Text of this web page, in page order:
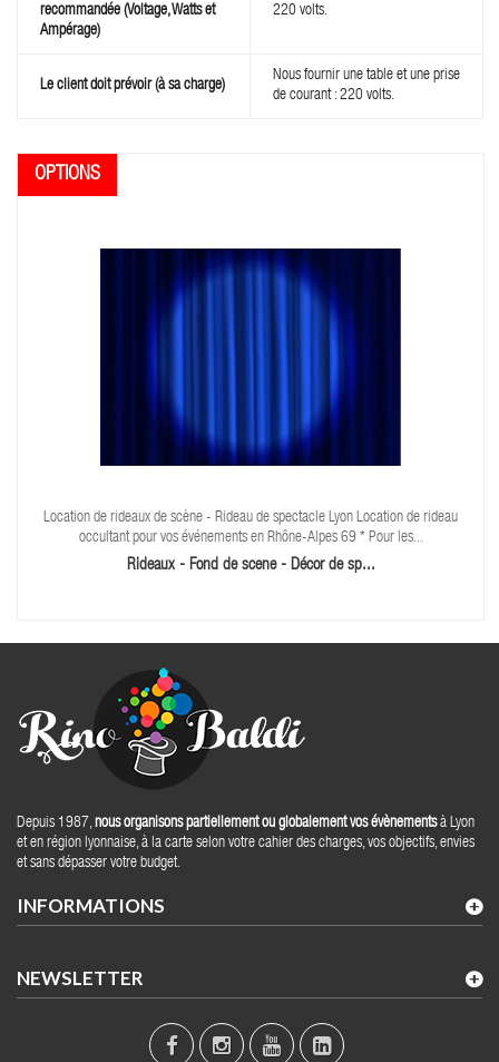
recommandée (Voltage, Watts et
Ampérage)
220 volts.
Le client doit prévoir (à sa charge)
Nous fournir une table et une prise
de courant : 220 volts.
Location de rideaux de scène - Rideau de spectacle Lyon Location de rideau
occultant pour vos événements en Rhône-Alpes 69 * Pour les...
Rideaux - Fond de scene - Décor de sp...
Depuis 1987,nous organisons partiellement ou globalement vos évènementsà Lyon
et en région lyonnaise, à la carte selon votre cahier des charges, vos objectifs, envies
et sans dépasser votre budget.
INFORMATIONS
NEWSLETTER